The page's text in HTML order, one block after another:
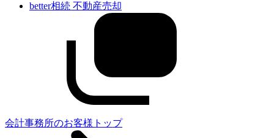
better相続 不動産売却
会計事務所のお客様トップ